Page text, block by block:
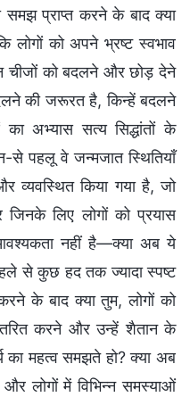
समझ प्राप्त करने के बाद क्या
लोगों को अपने भ्रष्ट स्वभाव
चीजों को बदलने और छोड़ देने
की जरूरत है, किन्हें बदलने
अभ्यास सत्य सिद्धांतों के
से पहलू वे जन्मजात स्थितियाँ
व्यवस्थित किया गया है, जो
लिए लोगों को प्रयास
नहीं है—क्या अब ये
से कुछ हद तक ज्यादा स्पष्ट
के बाद क्या तुम, लोगों को
करने और उन्हें शैतान के
का महत्व समझते हो? क्या अब
लोगों में विभिन्न समस्याओं